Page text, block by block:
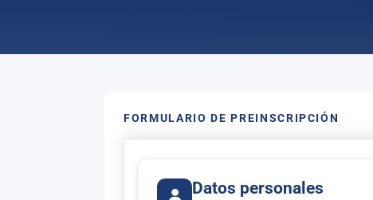
FORMULARIO DE PREINSCRIPCIÓN
Datos personales